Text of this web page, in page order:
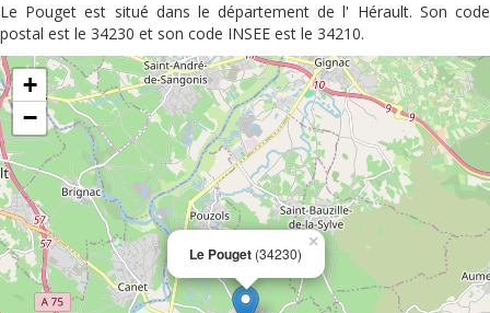
Le Pouget est situé dans le département de l' Hérault. Son code
postal est le 34230 et son code INSEE est le 34210.
Le Pouget (34230)
×
+
−